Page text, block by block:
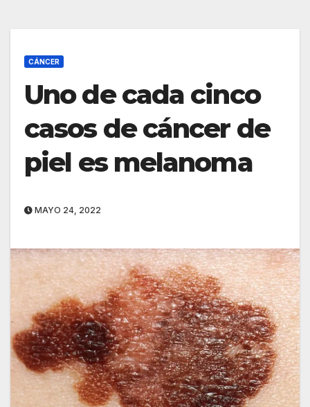
CÁNCER
Uno de cada cinco
casos de cáncer de
piel es melanoma
MAYO 24, 2022